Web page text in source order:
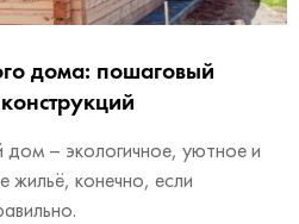
дома: пошаговый
дом – экологичное, уютное и
жильё, конечно, если